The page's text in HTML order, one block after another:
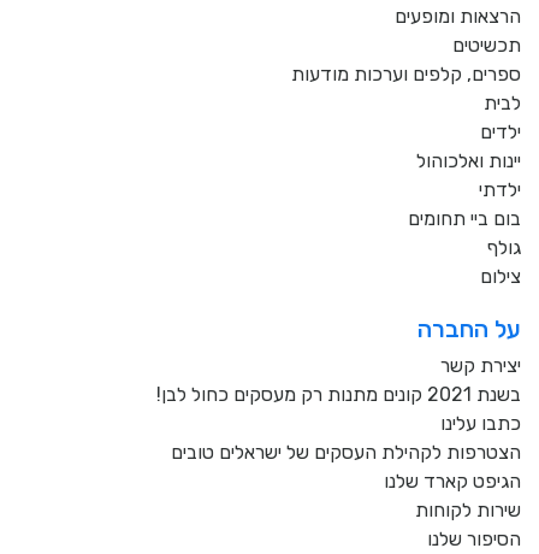
הרצאות ומופעים
תכשיטים
ספרים, קלפים וערכות מודעות
לבית
ילדים
יינות ואלכוהול
ילדתי
בום ביי תחומים
גולף
צילום
על החברה
יצירת קשר
בשנת 2021 קונים מתנות רק מעסקים כחול לבן!
כתבו עלינו
הצטרפות לקהילת העסקים של ישראלים טובים
הגיפט קארד שלנו
שירות לקוחות
הסיפור שלנו